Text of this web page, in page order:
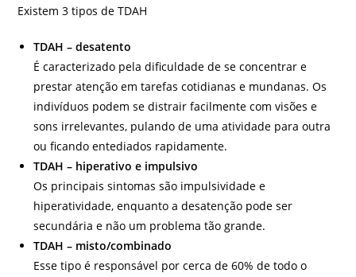
Existem 3 tipos de TDAH
TDAH – desatento
É caracterizado pela dificuldade de se concentrar e
prestar atenção em tarefas cotidianas e mundanas. Os
indivíduos podem se distrair facilmente com visões e
sons irrelevantes, pulando de uma atividade para outra
ou ficando entediados rapidamente.
TDAH – hiperativo e impulsivo
Os principais sintomas são impulsividade e
hiperatividade, enquanto a desatenção pode ser
secundária e não um problema tão grande.
TDAH – misto/combinado
Esse tipo é responsável por cerca de 60% de todo o